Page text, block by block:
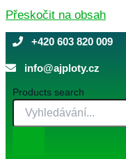
Přeskočit na obsah
+420 603 820 009
info@ajploty.cz
Products search